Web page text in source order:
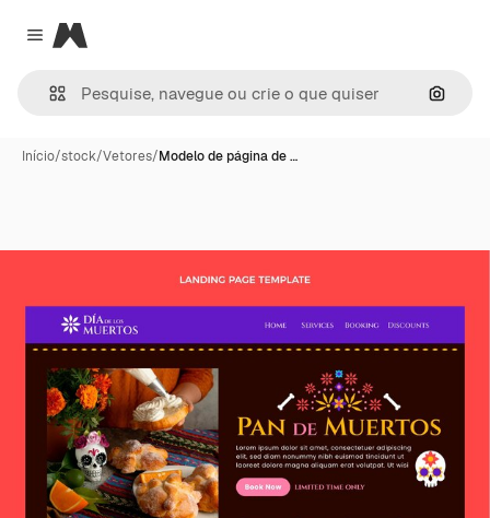
Close menu
Magnific
Início/stock/Vetores/Modelo de página de …